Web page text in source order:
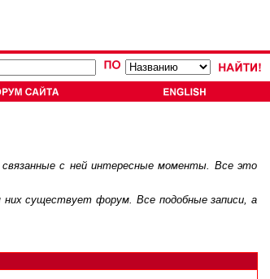
с ней интересные моменты. Все это
них существует форум. Все подобные записи, а